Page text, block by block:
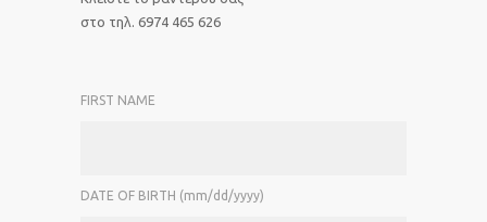
στο τηλ. 6974 465 626
FIRST NAME
DATE OF BIRTH (mm/dd/yyyy)